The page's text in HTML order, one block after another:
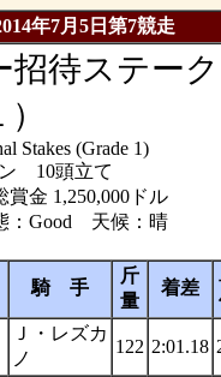
年7月5日第7競走
招待ステー
Stakes (Grade 1)
10頭立て
金 1,250,000ドル
：Good 天候：晴
騎 手
斤
量
着差
Ｊ・レズカ
ノ
122 2:01.18